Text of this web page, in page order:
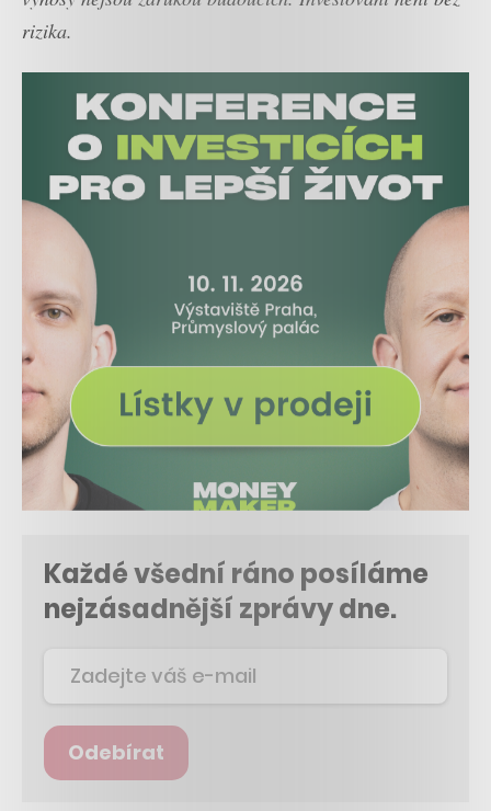
rizika.
Každé všední ráno posíláme
nejzásadnější zprávy dne.
Odebírat